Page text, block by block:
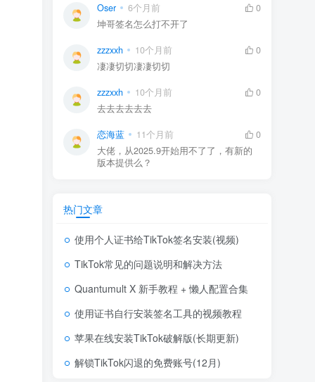
Oser 6个月前
0
坤哥签名怎么打不开了
zzzxxh 10个月前
0
凄凄切切凄凄切切
zzzxxh 10个月前
0
去去去去去去
恋海蓝 11个月前
0
大佬，从2025.9开始用不了了，有新的
版本提供么？
热门文章
使用个人证书给TikTok签名安装(视频)
TikTok常见的问题说明和解决方法
Quantumult X 新手教程 + 懒人配置合集
使用证书自行安装签名工具的视频教程
苹果在线安装TikTok破解版(长期更新)
解锁TikTok闪退的免费账号(12月)